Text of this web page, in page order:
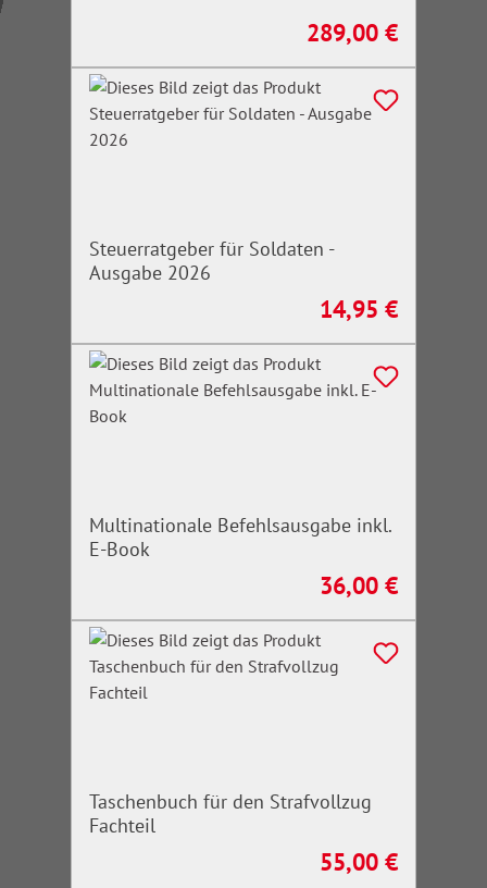
Regulärer Preis:
289,00 €
Steuerratgeber für Soldaten -
Ausgabe 2026
Regulärer Preis:
14,95 €
Multinationale Befehlsausgabe inkl.
E-Book
Regulärer Preis:
36,00 €
Taschenbuch für den Strafvollzug
Fachteil
Regulärer Preis:
55,00 €